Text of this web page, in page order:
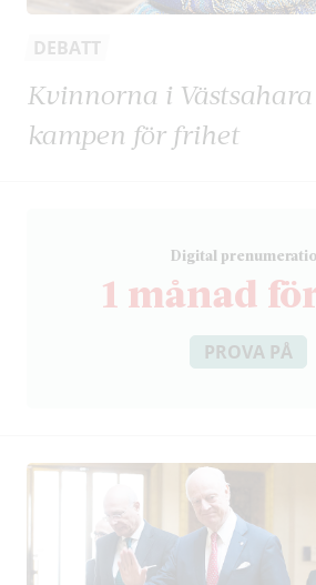
DEBATT
Kvinnorna i
kampen för frihet
Digital
1 månad
PROVA PÅ